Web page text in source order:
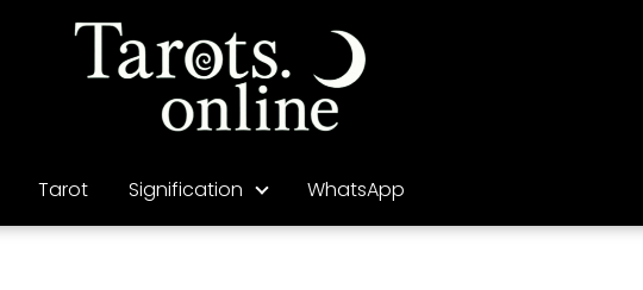
Tarot Signification WhatsApp